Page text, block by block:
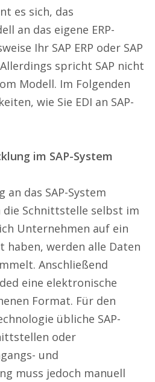
es sich, das
an das eigene ERP-
Ihr SAP ERP oder SAP
spricht SAP nicht
Modell. Im Folgenden
wie Sie EDI an SAP-
im SAP-System
an das SAP-System
Schnittstelle selbst im
Unternehmen auf ein
werden alle Daten
Anschließend
eine elektronische
Format. Für den
übliche SAP-
oder
und
muss jedoch manuell